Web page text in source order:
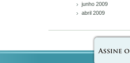
junho 2009
abril 2009